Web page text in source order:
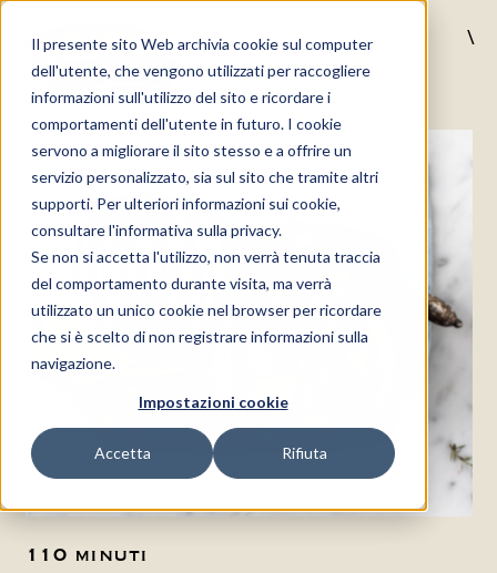
Il presente sito Web archivia cookie sul computer
dell'utente, che vengono utilizzati per raccogliere
informazioni sull'utilizzo del sito e ricordare i
comportamenti dell'utente in futuro. I cookie
servono a migliorare il sito stesso e a offrire un
servizio personalizzato, sia sul sito che tramite altri
supporti. Per ulteriori informazioni sui cookie,
consultare l'informativa sulla privacy.
Se non si accetta l'utilizzo, non verrà tenuta traccia
del comportamento durante visita, ma verrà
utilizzato un unico cookie nel browser per ricordare
che si è scelto di non registrare informazioni sulla
navigazione.
Impostazioni cookie
Accetta Rifiuta
MENU
\
110 minuti